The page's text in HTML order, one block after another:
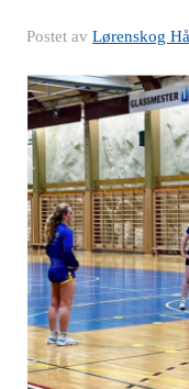
Postet av Lørenskog